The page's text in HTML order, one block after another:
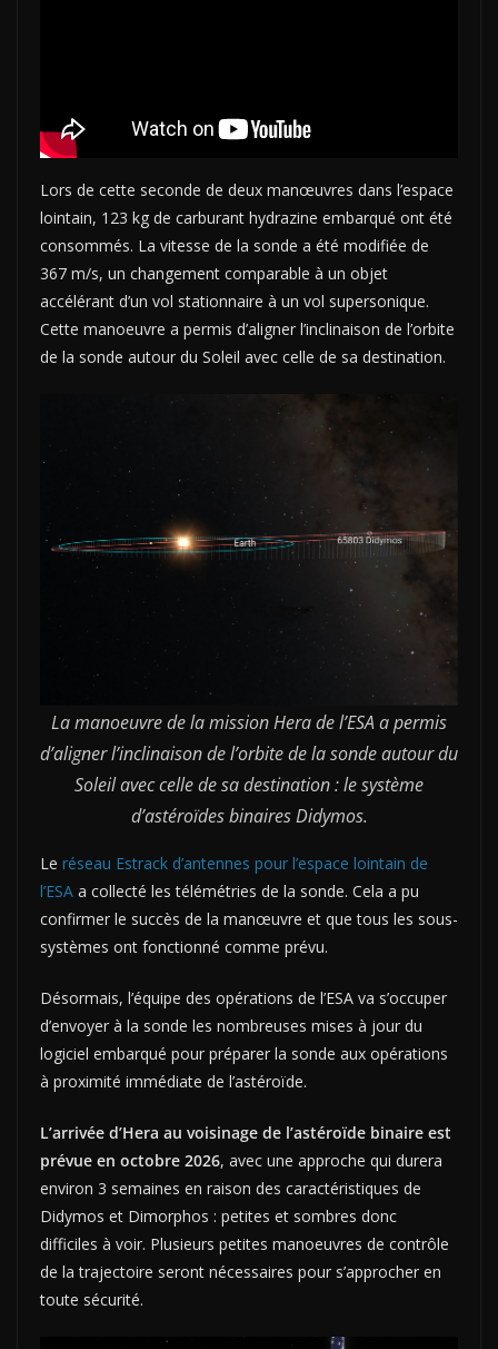
Lors de cette seconde de deux manœuvres dans l’espace
lointain, 123 kg de carburant hydrazine embarqué ont été
consommés. La vitesse de la sonde a été modifiée de
367 m/s, un changement comparable à un objet
accélérant d’un vol stationnaire à un vol supersonique.
Cette manoeuvre a permis d’aligner l’inclinaison de l’orbite
de la sonde autour du Soleil avec celle de sa destination.
La manoeuvre de la mission Hera de l’ESA a permis
d’aligner l’inclinaison de l’orbite de la sonde autour du
Soleil avec celle de sa destination : le système
d’astéroïdes binaires Didymos.
Le réseau Estrack d’antennes pour l’espace lointain de
l’ESA a collecté les télémétries de la sonde. Cela a pu
confirmer le succès de la manœuvre et que tous les sous-
systèmes ont fonctionné comme prévu.
Désormais, l’équipe des opérations de l’ESA va s’occuper
d’envoyer à la sonde les nombreuses mises à jour du
logiciel embarqué pour préparer la sonde aux opérations
à proximité immédiate de l’astéroïde.
L’arrivée d’Hera au voisinage de l’astéroïde binaire est
prévue en octobre 2026, avec une approche qui durera
environ 3 semaines en raison des caractéristiques de
Didymos et Dimorphos : petites et sombres donc
difficiles à voir. Plusieurs petites manoeuvres de contrôle
de la trajectoire seront nécessaires pour s’approcher en
toute sécurité.